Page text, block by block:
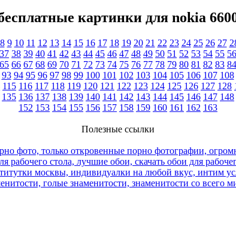
картинки для nokia
8 9 10 11 12 13 14 15 16 17 18 19 20 21 22 23 24 25 26 27
37 38 39 40 41 42 43 44 45 46 47 48 49 50 51 52 53 54 55 56
65 66 67 68 69 70 71 72 73 74 75 76 77 78 79 80 81 82 83 84
93 94 95 96 97 98 99 100 101 102 103 104 105 106 107 108
115 116 117 118 119 120 121 122 123 124 125 126 127 128
135 136 137 138 139 140 141 142 143 144 145 146 147 148
152 153 154 155 156 157 158 159 160 161 162 163
Полезные ссылки
фото, только откровенные порно фотографии,
рабочего стола, лучшие обои, скачать обои для
москвы, индивидуалки на любой вкус, интим
голые знаменитости, знаменитости со всего